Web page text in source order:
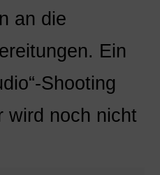
an die
Ein
Shooting
noch nicht